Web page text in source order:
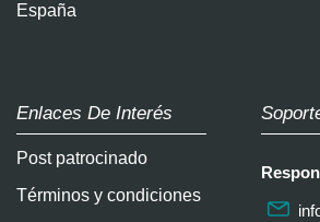
España
Enlaces De Interés
Post patrocinado
Términos y condiciones